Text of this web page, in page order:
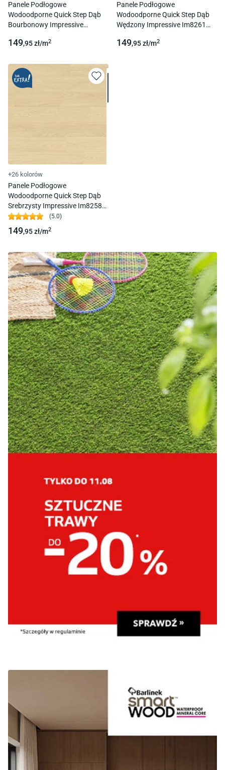
Panele Podłogowe
Wodoodporne Quick Step Dąb
Bourbonowy Impressive
149,95zł/m2
Panele Podłogowe
Wodoodporne Quick Step Dąb
Wędzony Impressive Im8261
149,95zł/m2
+26 kolorów
Panele Podłogowe
Wodoodporne Quick Step Dąb
Srebrzysty Impressive Im8258
Ac4 8 Mm 1L 4V-Fuga
(5.0)
149,95zł/m2